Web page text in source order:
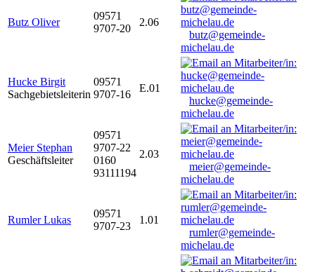
Butz Oliver
09571
9707-20
2.06
butz@gemeinde-
michelau.de
Hucke Birgit
Sachgebietsleiterin
09571
9707-16
E.01
hucke@gemeinde-
michelau.de
Meier Stephan
Geschäftsleiter
09571
9707-22
0160
93111194
2.03
meier@gemeinde-
michelau.de
Rumler Lukas
09571
9707-23
1.01
rumler@gemeinde-
michelau.de